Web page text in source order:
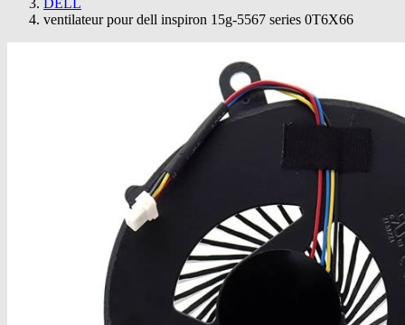
DELL
ventilateur pour dell inspiron 15g-5567 series 0T6X66